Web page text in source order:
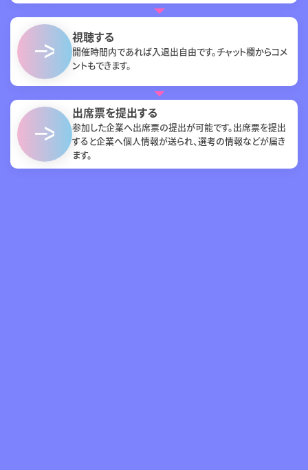
視聴する
開催時間内であれば入退出自由です。チャット欄からコメ
ントもできます。
出席票を提出する
参加した企業へ出席票の提出が可能です。出席票を提出
すると企業へ個人情報が送られ、選考の情報などが届き
ます。